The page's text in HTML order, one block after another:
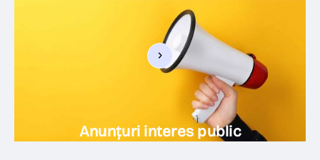
Anunțuri interes public